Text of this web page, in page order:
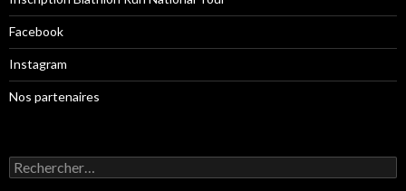
Facebook
Instagram
Nos partenaires
Rechercher :